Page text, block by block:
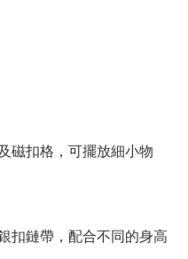
磁扣格，可擺放細小物
扣鏈帶，配合不同的身高